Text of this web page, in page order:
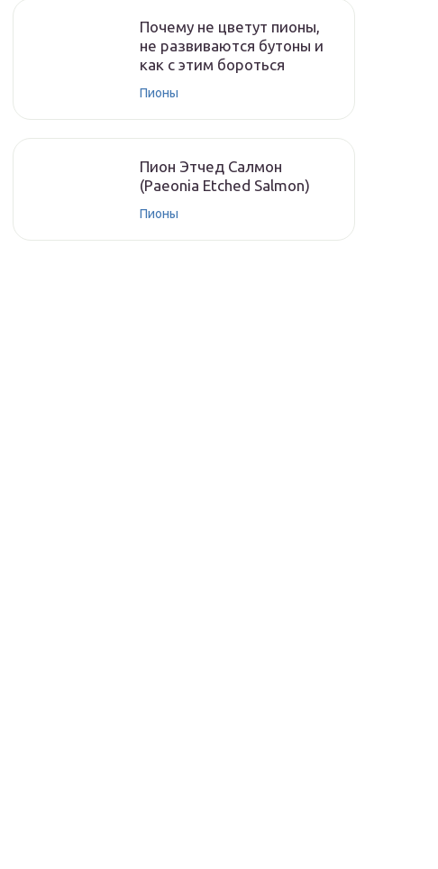
Почему не цветут пионы,
не развиваются бутоны и
как с этим бороться
Пионы
Пион Этчед Салмон
(Paeonia Etched Salmon)
Пионы